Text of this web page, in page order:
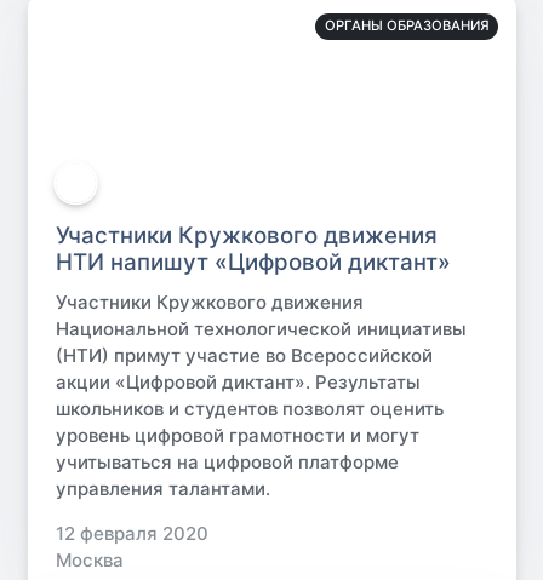
ОРГАНЫ ОБРАЗОВАНИЯ
Участники Кружкового движения
НТИ напишут «Цифровой диктант»
Участники Кружкового движения
Национальной технологической инициативы
(НТИ) примут участие во Всероссийской
акции «Цифровой диктант». Результаты
школьников и студентов позволят оценить
уровень цифровой грамотности и могут
учитываться на цифровой платформе
управления талантами.
12 февраля 2020
Москва